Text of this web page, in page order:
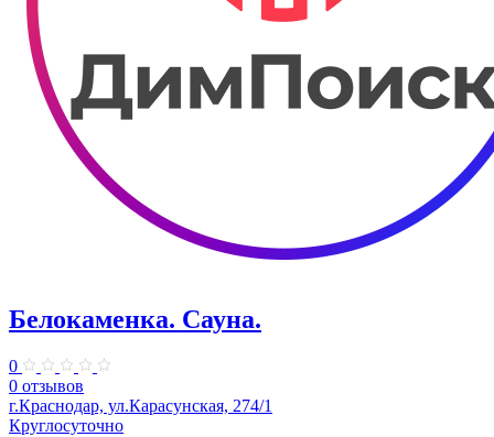
Белокаменка. Сауна.
0
0 отзывов
г.Краснодар, ул.Карасунская, 274/1
Круглосуточно